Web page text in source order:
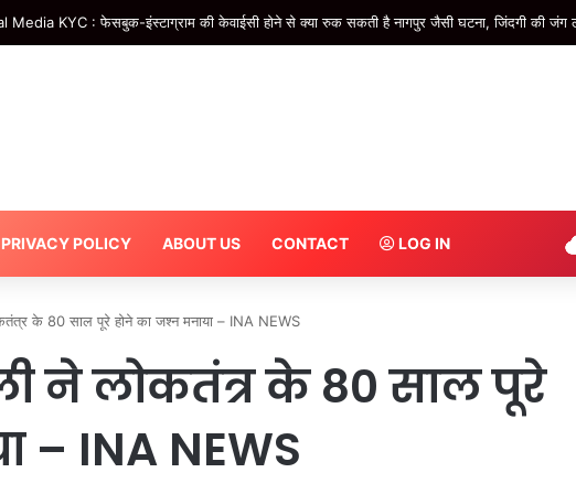
मेट्रो से सफर करने वाले ध्यान दें! 9 अगस्त से स्टेशनों पर बढ़ेगी सख्ती…DMRC ने जारी की एडवाइजरी –
PRIVACY POLICY ABOUT US CONTACT LOG IN
के 80 साल पूरे होने का जश्न मनाया – INA NEWS
ने लोकतंत्र के 80 साल पूरे
– INA NEWS